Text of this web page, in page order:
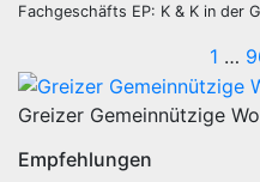
Fachgeschäfts EP: K & K in der
1 …
Greizer Gemeinnützige
Empfehlungen